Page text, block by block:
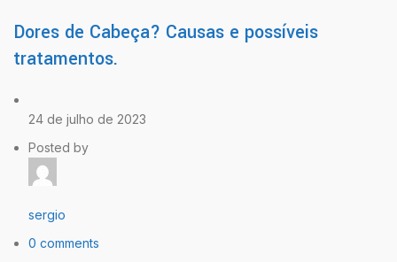
Dores de Cabeça? Causas e possíveis
tratamentos.
24 de julho de 2023
Posted by
sergio
0 comments